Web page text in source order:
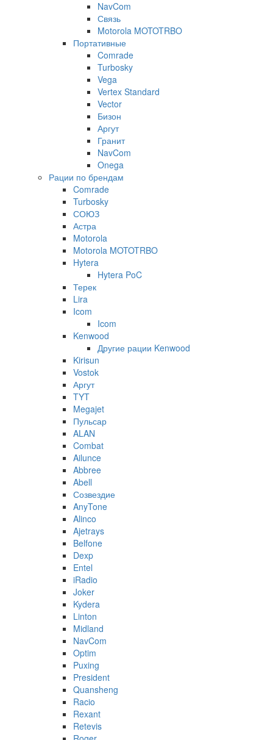
NavCom
Связь
Motorola MOTOTRBO
Портативные
Comrade
Turbosky
Vega
Vertex Standard
Vector
Бизон
Аргут
Гранит
NavCom
Onega
Рации по брендам
Comrade
Turbosky
СОЮЗ
Астра
Motorola
Motorola MOTOTRBO
Hytera
Hytera PoC
Терек
Lira
Icom
Icom
Kenwood
Другие рации Kenwood
Kirisun
Vostok
Аргут
TYT
Megajet
Пульсар
ALAN
Combat
Ailunce
Abbree
Abell
Созвездие
AnyTone
Alinco
Ajetrays
Belfone
Dexp
Entel
iRadio
Joker
Kydera
Linton
Midland
NavCom
Optim
Puxing
President
Quansheng
Racio
Rexant
Retevis